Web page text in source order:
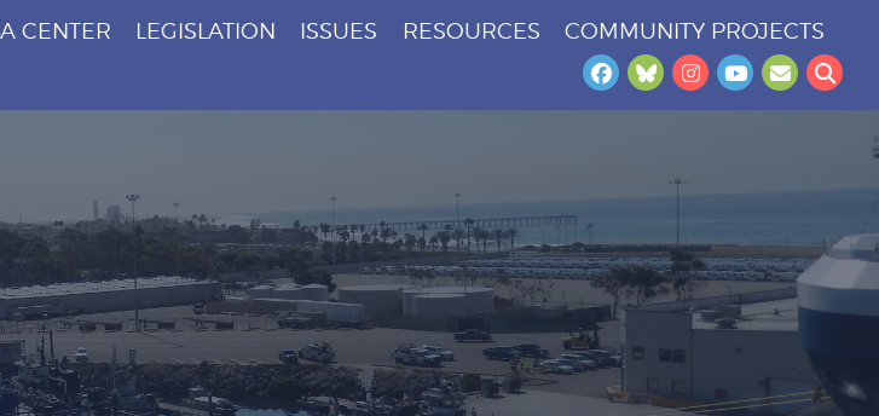
Facebook
BlueskyInstagram
YouTube
CENTER LEGISLATION ISSUES RESOURCES COMMUNITY PROJECTS